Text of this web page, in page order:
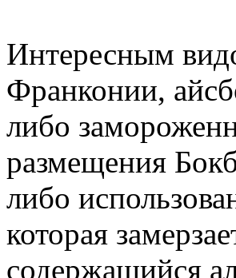
Интересным
Франконии,
либо
размещения
либо
которая
содержащийся